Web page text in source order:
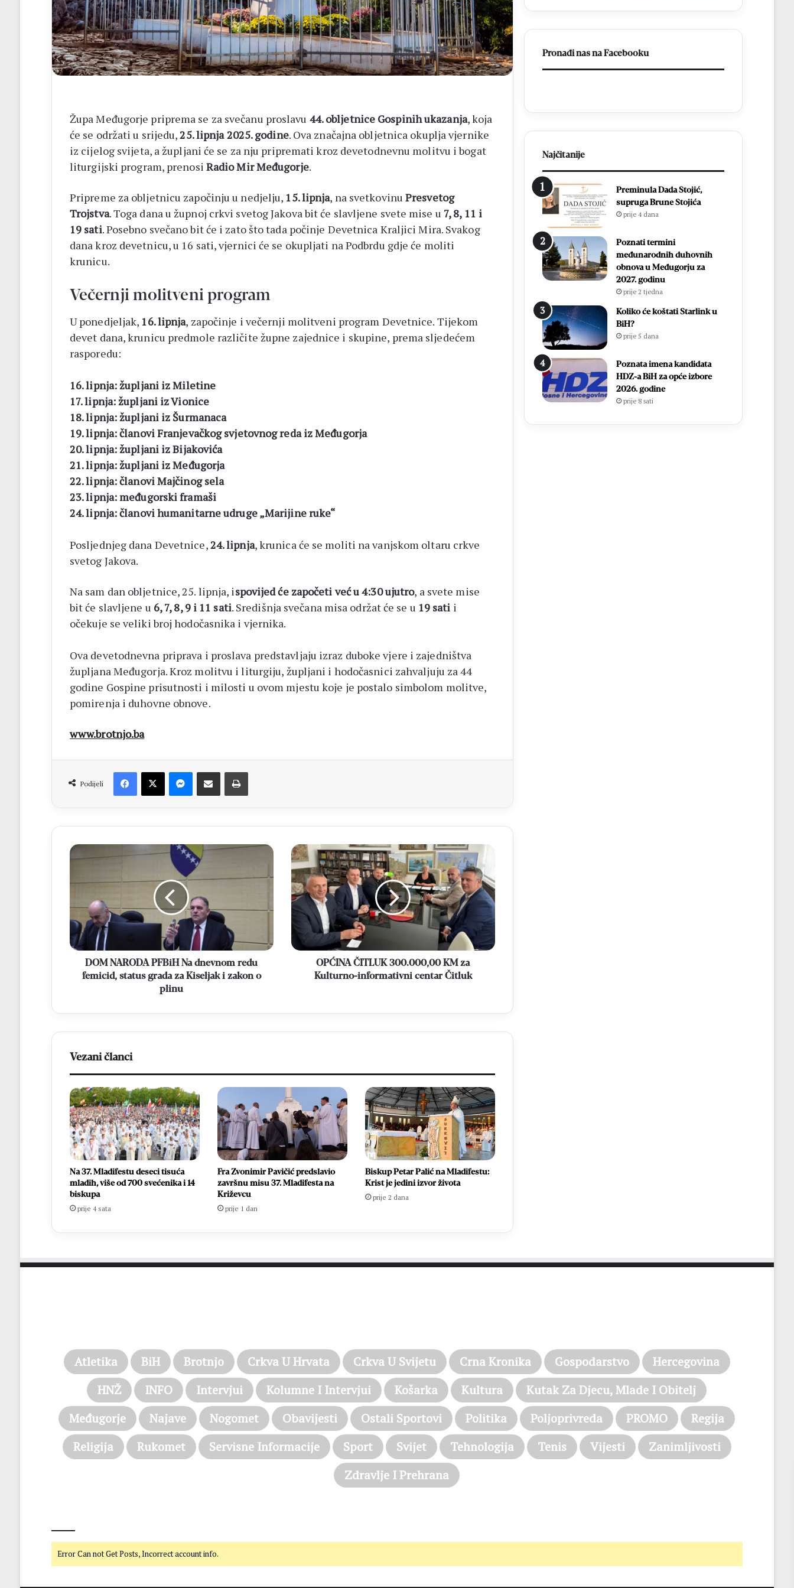
Župa Međugorje priprema se za svečanu proslavu 44. obljetnice Gospinih ukazanja, koja
će se održati u srijedu,25. lipnja 2025. godine. Ova značajna obljetnica okuplja vjernike
iz cijelog svijeta, a župljani će se za nju pripremati kroz devetodnevnu molitvu i bogat
liturgijski program, prenosi Radio Mir Međugorje.
Pripreme za obljetnicu započinju u nedjelju, 15. lipnja, na svetkovinuPresvetog
Trojstva. Toga dana u župnoj crkvi svetog Jakova bit će slavljene svete mise u 7, 8, 11 i
19 sati. Posebno svečano bit će i zato što tada počinje Devetnica Kraljici Mira. Svakog
dana kroz devetnicu, u 16 sati, vjernici će se okupljati na Podbrdu gdje će moliti
krunicu.
Večernji molitveni program
U ponedjeljak, 16. lipnja, započinje i večernji molitveni program Devetnice. Tijekom
devet dana, krunicu predmole različite župne zajednice i skupine, prema sljedećem
rasporedu:
16. lipnja: župljani iz Miletine
17. lipnja: župljani iz Vionice
18. lipnja: župljani iz Šurmanaca
19. lipnja: članovi Franjevačkog svjetovnog reda iz Međugorja
20. lipnja: župljani iz Bijakovića
21. lipnja: župljani iz Međugorja
22. lipnja: članovi Majčinog sela
23. lipnja: međugorski framaši
24. lipnja: članovi humanitarne udruge „Marijine ruke“
Posljednjeg dana Devetnice,24. lipnja, krunica će se moliti na vanjskom oltaru crkve
svetog Jakova.
Na sam dan obljetnice, 25. lipnja, ispovijed će započeti već u 4:30 ujutro, a svete mise
bit će slavljene u 6, 7, 8, 9 i 11 sati. Središnja svečana misa održat će se u 19 sati i
očekuje se veliki broj hodočasnika i vjernika.
Ova devetodnevna priprava i proslava predstavljaju izraz duboke vjere i zajedništva
župljana Međugorja. Kroz molitvu i liturgiju, župljani i hodočasnici zahvaljuju za 44
godine Gospine prisutnosti i milosti u ovom mjestu koje je postalo simbolom molitve,
pomirenja i duhovne obnove.
www.brotnjo.ba
Podijeli
Facebook
X MessengerDijeli putem Emaila Printaj
DOM
NARODA
Na
dnevnom
redu
femicid,
status
grada
Kiseljak
o
DOM NARODA PFBiH Na dnevnom redu
femicid, status grada za Kiseljak i zakon o
plinu
OPĆINA
ČITLUK
300.000,00
KM
za
Kulturno-
informativni
centar
Čitluk
OPĆINA ČITLUK 300.000,00 KM za
Kulturno-informativni centar Čitluk
Vezani članci
Na 37. Mladifestu deseci tisuća
mladih, više od 700 svećenika i 14
biskupa
prije 4 sata
Fra Zvonimir Pavičić predslavio
završnu misu 37. Mladifesta na
Križevcu
prije 1 dan
Biskup Petar Palić na Mladifestu:
Krist je jedini izvor života
prije 2 dana
14
biskupa
Pronađi nas na Facebooku
Najčitanije
Preminula Dada Stojić,
supruga Brune Stojića
prije 4 dana
Poznati termini
međunarodnih duhovnih
obnova u Međugorju za
2027. godinu
prije 2 tjedna
Koliko će koštati Starlink u
BiH?
prije 5 dana
Poznata imena kandidata
HDZ-a BiH za opće izbore
2026. godine
prije 8 sati
Atletika BiH Brotnjo Crkva U Hrvata Crkva U Svijetu Crna Kronika Gospodarstvo
Hercegovina
HNŽ
INFO Intervjui Kolumne I Intervjui Košarka Kultura
Kutak Za Djecu, Mlade I Obitelj
Međugorje
Najave Nogomet Obavijesti Ostali Sportovi Politika Poljoprivreda PROMO
Regija
Religija
Rukomet Servisne Informacije Sport Svijet Tehnologija Tenis Vijesti
Zanimljivosti
Zdravlje I Prehrana
Error Can not Get Posts, Incorrect account info.